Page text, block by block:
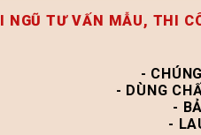
NGŨ TƯ VẤN MẪU, THI
-
- DÙNG
-
-